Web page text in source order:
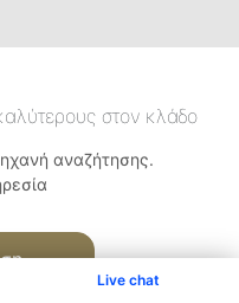
Live chat
στον κλάδο
αναζήτησης.